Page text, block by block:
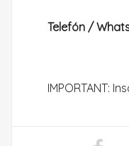
Telefón /
IMPORTANT: